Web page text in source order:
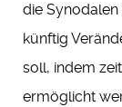
die
künftig
soll, indem
ermöglicht